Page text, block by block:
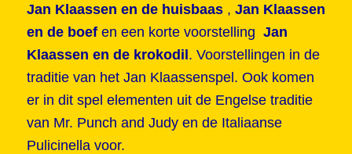
Jan Klaassen en de huisbaas , Jan Klaassen
en de boefen een korte voorstelling Jan
Klaassen en de krokodil. Voorstellingen in de
traditie van het Jan Klaassenspel. Ook komen
er in dit spel elementen uit de Engelse traditie
van Mr. Punch and Judy en de Italiaanse
Pulicinella voor.